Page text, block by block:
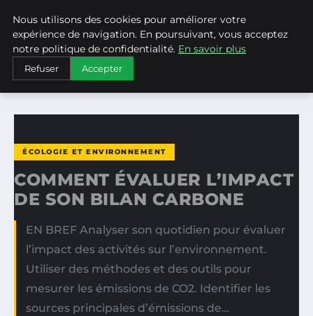
WEARECLIMATECONTROL
ACCUEIL
ÉCOLOGIE ET ENVIRONNEMENT
COMMENT ÉVALUER L’IMPACT DE SON BILAN CARBONE
ÉCOLOGIE ET ENVIRONNEMENT
COMMENT ÉVALUER L’IMPACT
DE SON BILAN CARBONE
EN BREF Analyser son quotidien pour évaluer
l’impact des activités sur l’environnement.
Utiliser des méthodes et des outils pour
mesurer les émissions de CO2. Identifier les
sources principales d’émissions de…
Nous utilisons des cookies pour améliorer votre
expérience de navigation. En poursuivant, vous acceptez
notre politique de confidentialité. En savoir plus
Refuser Accepter